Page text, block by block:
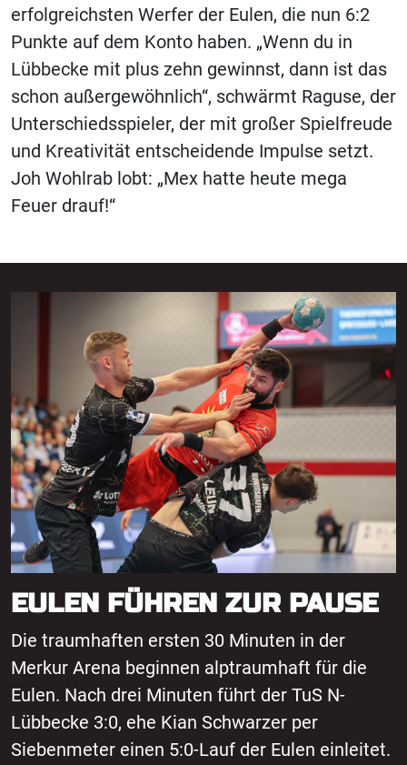
erfolgreichsten Werfer der Eulen, die nun 6:2
Punkte auf dem Konto haben. „Wenn du in
Lübbecke mit plus zehn gewinnst, dann ist das
schon außergewöhnlich“, schwärmt Raguse, der
Unterschiedsspieler, der mit großer Spielfreude
und Kreativität entscheidende Impulse setzt.
Joh Wohlrab lobt: „Mex hatte heute mega
Feuer drauf!“
EULEN FÜHREN ZUR PAUSE
Die traumhaften ersten 30 Minuten in der
Merkur Arena beginnen alptraumhaft für die
Eulen. Nach drei Minuten führt der TuS N-
Lübbecke 3:0, ehe Kian Schwarzer per
Siebenmeter einen 5:0-Lauf der Eulen einleitet.